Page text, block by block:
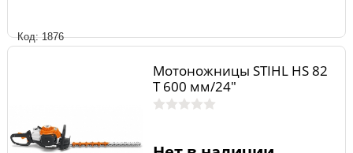
Код: 1876
Мотоножницы STIHL HS 82
Т 600 мм/24"